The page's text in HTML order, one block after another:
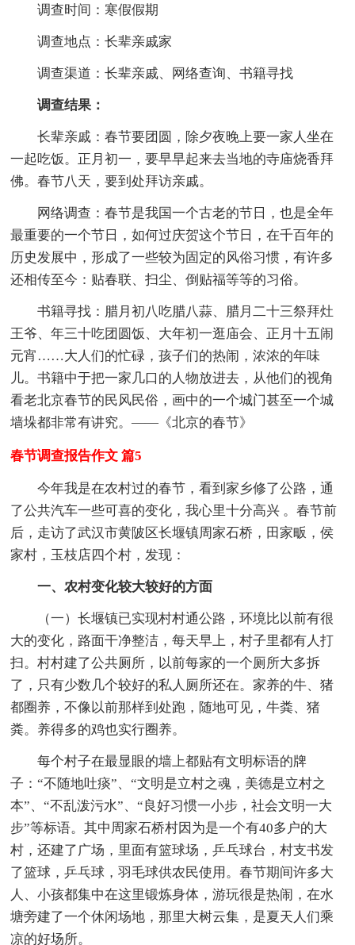
调查时间：寒假假期
调查地点：长辈亲戚家
调查渠道：长辈亲戚、网络查询、书籍寻找
调查结果：
长辈亲戚：春节要团圆，除夕夜晚上要一家人坐在
一起吃饭。正月初一，要早早起来去当地的寺庙烧香拜
佛。春节八天，要到处拜访亲戚。
网络调查：春节是我国一个古老的节日，也是全年
最重要的一个节日，如何过庆贺这个节日，在千百年的
历史发展中，形成了一些较为固定的风俗习惯，有许多
还相传至今：贴春联、扫尘、倒贴福等等的习俗。
书籍寻找：腊月初八吃腊八蒜、腊月二十三祭拜灶
王爷、年三十吃团圆饭、大年初一逛庙会、正月十五闹
元宵……大人们的忙碌，孩子们的热闹，浓浓的年味
儿。书籍中于把一家几口的人物放进去，从他们的视角
看老北京春节的民风民俗，画中的一个城门甚至一个城
墙垛都非常有讲究。——《北京的春节》
春节调查报告作文 篇5
今年我是在农村过的春节，看到家乡修了公路，通
了公共汽车一些可喜的变化，我心里十分高兴 。春节前
后，走访了武汉市黄陂区长堰镇周家石桥，田家畈，侯
家村，玉枝店四个村，发现：
一、农村变化较大较好的方面
（一）长堰镇已实现村村通公路，环境比以前有很
大的变化，路面干净整洁，每天早上，村子里都有人打
扫。村村建了公共厕所，以前每家的一个厕所大多拆
了，只有少数几个较好的私人厕所还在。家养的牛、猪
都圈养，不像以前那样到处跑，随地可见，牛粪、猪
粪。养得多的鸡也实行圈养。
每个村子在最显眼的墙上都贴有文明标语的牌
子：“不随地吐痰”、“文明是立村之魂，美德是立村之
本”、“不乱泼污水”、“良好习惯一小步，社会文明一大
步”等标语。其中周家石桥村因为是一个有40多户的大
村，还建了广场，里面有篮球场，乒乓球台，村支书发
了篮球，乒乓球，羽毛球供农民使用。春节期间许多大
人、小孩都集中在这里锻炼身体，游玩很是热闹，在水
塘旁建了一个休闲场地，那里大树云集，是夏天人们乘
凉的好场所。